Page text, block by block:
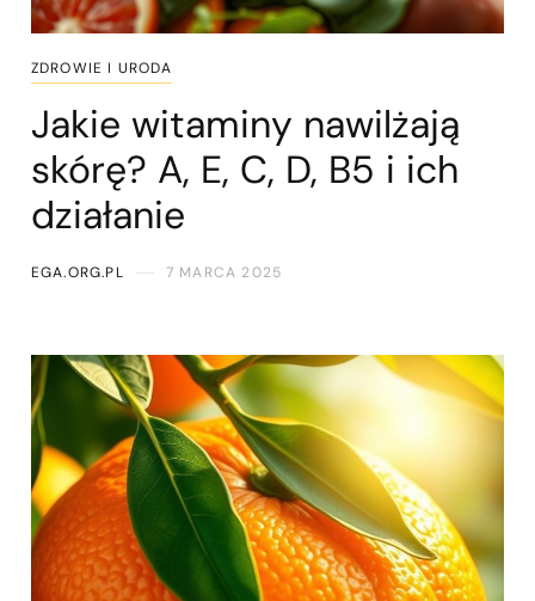
ZDROWIE I URODA
Jakie witaminy nawilżają
skórę? A, E, C, D, B5 i ich
działanie
EGA.ORG.PL 7 MARCA 2025